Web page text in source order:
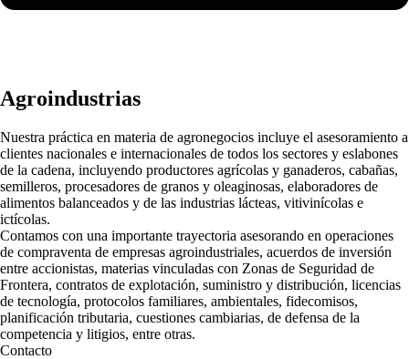
Agroindustrias
Nuestra práctica en materia de agronegocios incluye el asesoramiento a
clientes nacionales e internacionales de todos los sectores y eslabones
de la cadena, incluyendo productores agrícolas y ganaderos, cabañas,
semilleros, procesadores de granos y oleaginosas, elaboradores de
alimentos balanceados y de las industrias lácteas, vitivinícolas e
ictícolas.
Contamos con una importante trayectoria asesorando en operaciones
de compraventa de empresas agroindustriales, acuerdos de inversión
entre accionistas, materias vinculadas con Zonas de Seguridad de
Frontera, contratos de explotación, suministro y distribución, licencias
de tecnología, protocolos familiares, ambientales, fidecomisos,
planificación tributaria, cuestiones cambiarias, de defensa de la
competencia y litigios, entre otras.
Contacto